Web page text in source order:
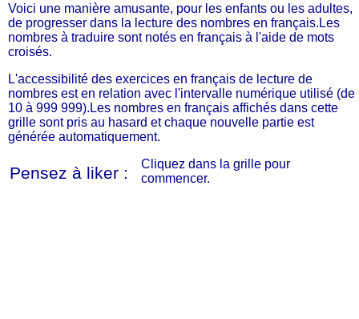
Voici une manière amusante, pour les enfants ou les adultes,
de progresser dans la lecture des nombres en français.Les
nombres à traduire sont notés en français à l'aide de mots
croisés.
L'accessibilité des exercices en français de lecture de
nombres est en relation avec l'intervalle numérique utilisé (de
10 à 999 999).Les nombres en français affichés dans cette
grille sont pris au hasard et chaque nouvelle partie est
générée automatiquement.
Pensez à liker :
Cliquez dans la grille pour
commencer.